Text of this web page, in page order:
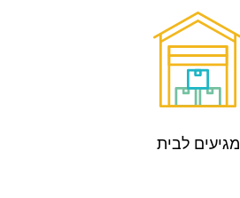
מגיעים לבית